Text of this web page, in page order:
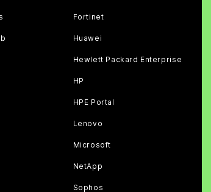
Fortinet
Huawei
Hewlett Packard Enterprise
HP
HPE Portal
Lenovo
Microsoft
NetApp
Sophos